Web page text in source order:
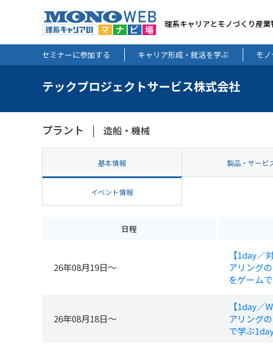
理系キャリアとモノづくり産
セミナーに参加する キャリア形成・就活を学ぶ モ
テックプロジェクトサービス株式会社
プラント 造船・機械
基本情報 製品・サービ
イベント情報
日程
26年08月19日～
【1day／
アリング
をゲーム
26年08月18日～
【1day／
アリング
で学ぶ